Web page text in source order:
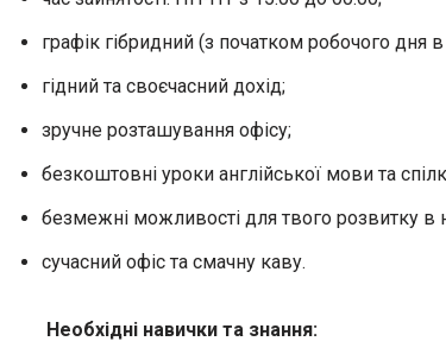
графік гібридний (з початком робочого дня
гідний та своєчасний дохід;
зручне розташування офісу;
безкоштовні уроки англійської мови та
безмежні можливості для твого розвитку в
сучасний офіс та смачну каву.
Необхідні навички та знання: